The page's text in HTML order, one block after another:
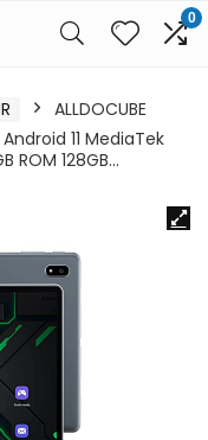
0
ALLDOCUBE
11 MediaTek
ROM 128GB…